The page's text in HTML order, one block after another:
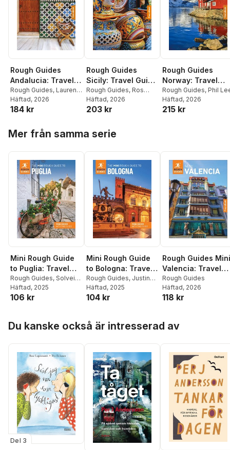
Rough Guides
Andalucia: Travel
Guide with eBook
Rough Guides, Lauren
David
Häftad, 2026
184 kr
Rough Guides
Sicily: Travel Guide
with eBook
Rough Guides, Ros
Belford
Häftad, 2026
203 kr
Rough Guides
Norway: Travel
Guide with eBook
Rough Guides, Phil
Häftad, 2026
215 kr
Mer från samma serie
Mini Rough Guide
to Puglia: Travel
Guide with eBook
Rough Guides, Solveig
Steinhardt,Rough
Guides
Häftad, 2025
106 kr
Mini Rough Guide
to Bologna: Travel
Guide with eBook
Rough Guides, Justin
McDonnell,Rough
Guides
Häftad, 2025
104 kr
Rough Guides Mini
Valencia: Travel
Guide with eBook
Rough Guides
Häftad, 2026
118 kr
Du kanske också är intresserad av
Del 3